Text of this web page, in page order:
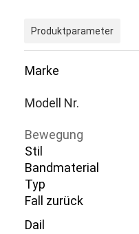
Produktparameter
Marke
Modell Nr.
Bewegung
Stil
Bandmaterial
Typ
Fall zurück
Dail